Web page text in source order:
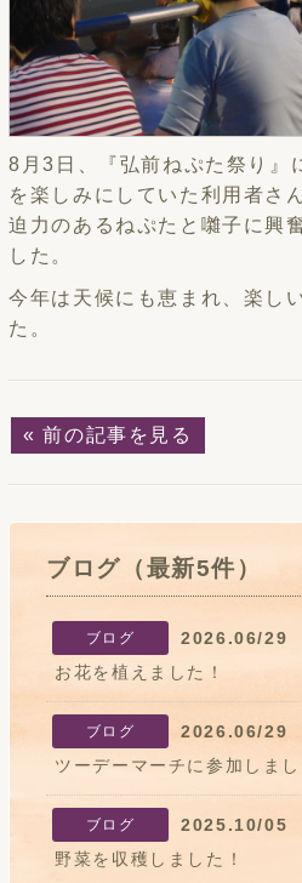
8月3日、『弘前ねぷた祭り』
を楽しみにしていた利用者さ
迫力のあるねぷたと囃子に興
した。
今年は天候にも恵まれ、楽し
た。
« 前の記事を見る
ブログ（最新5件）
ブログ
2026.06/29
お花を植えました！
ブログ
2026.06/29
ツーデーマーチに参加しまし
ブログ
2025.10/05
野菜を収穫しました！